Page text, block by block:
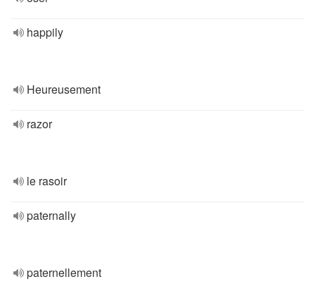
happily
Heureusement
razor
le rasoir
paternally
paternellement